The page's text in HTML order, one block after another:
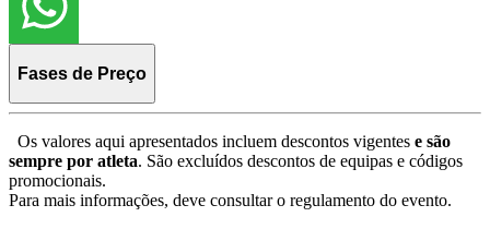
Fases de Preço
Os valores aqui apresentados incluem descontos vigentes e são
sempre por atleta. São excluídos descontos de equipas e códigos
promocionais.
Para mais informações, deve consultar o regulamento do evento.